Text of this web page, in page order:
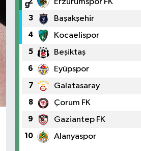
3 Başakşehir
4 Kocaelispor
5 Beşiktaş
6 Eyüpspor
7 Galatasaray
8 Çorum FK
9 Gaziantep FK
10 Alanyaspor